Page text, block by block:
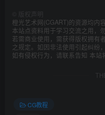
版权声明
橙光艺术网(CGART)的资源均内
本站点资料用于学习交流之用，
若需商业使用，需获得版权拥有
之规定。如因非法使用引起纠纷
如有侵权行为，请联系告知 本站
CG教程